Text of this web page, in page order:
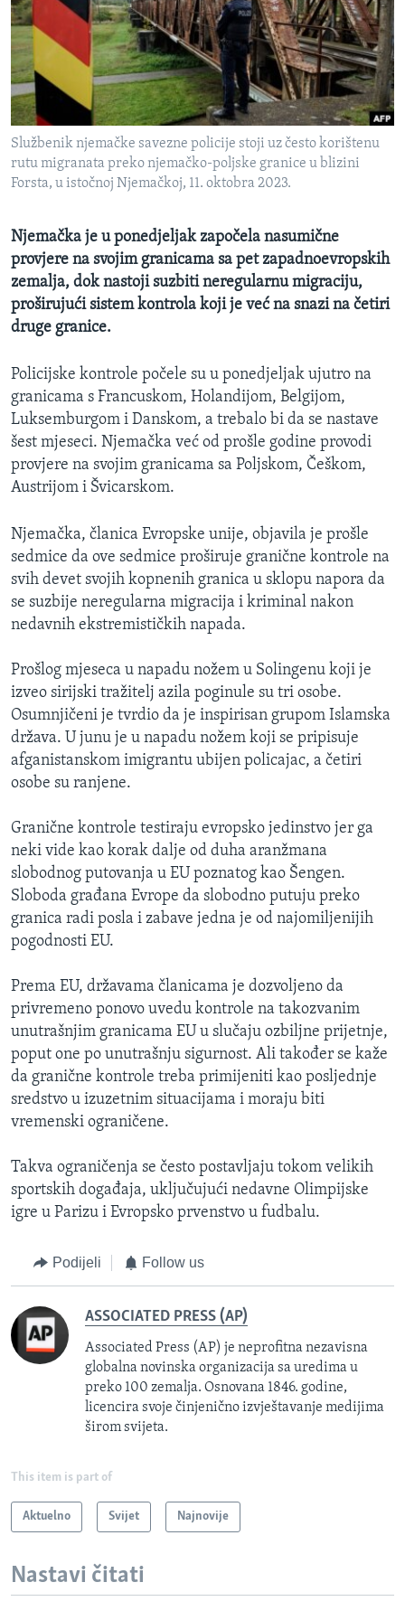
MAGAZIN
O GLASU AMERIKE
Learning English
PRATITE NAS
Jezici
Službenik njemačke savezne policije stoji uz često korištenu
rutu migranata preko njemačko-poljske granice u blizini
Forsta, u istočnoj Njemačkoj, 11. oktobra 2023.
Njemačka je u ponedjeljak započela nasumične
provjere na svojim granicama sa pet zapadnoevropskih
zemalja, dok nastoji suzbiti neregularnu migraciju,
proširujući sistem kontrola koji je već na snazi ​​na četiri
druge granice.
Policijske kontrole počele su u ponedjeljak ujutro na
granicama s Francuskom, Holandijom, Belgijom,
Luksemburgom i Danskom, a trebalo bi da se nastave
šest mjeseci. Njemačka već od prošle godine provodi
provjere na svojim granicama sa Poljskom, Češkom,
Austrijom i Švicarskom.
Njemačka, članica Evropske unije, objavila je prošle
sedmice da ove sedmice proširuje granične kontrole na
svih devet svojih kopnenih granica u sklopu napora da
se suzbije neregularna migracija i kriminal nakon
nedavnih ekstremističkih napada.
Prošlog mjeseca u napadu nožem u Solingenu koji je
izveo sirijski tražitelj azila poginule su tri osobe.
Osumnjičeni je tvrdio da je inspirisan grupom Islamska
država. U junu je u napadu nožem koji se pripisuje
afganistanskom imigrantu ubijen policajac, a četiri
osobe su ranjene.
Granične kontrole testiraju evropsko jedinstvo jer ga
neki vide kao korak dalje od duha aranžmana
slobodnog putovanja u EU poznatog kao Šengen.
Sloboda građana Evrope da slobodno putuju preko
granica radi posla i zabave jedna je od najomiljenijih
pogodnosti EU.
Prema EU, državama članicama je dozvoljeno da
privremeno ponovo uvedu kontrole na takozvanim
unutrašnjim granicama EU u slučaju ozbiljne prijetnje,
poput one po unutrašnju sigurnost. Ali također se kaže
da granične kontrole treba primijeniti kao posljednje
sredstvo u izuzetnim situacijama i moraju biti
vremenski ograničene.
Takva ograničenja se često postavljaju tokom velikih
sportskih događaja, uključujući nedavne Olimpijske
igre u Parizu i Evropsko prvenstvo u fudbalu.
Podijeli Follow us
ASSOCIATED PRESS (AP)
Associated Press (AP) je neprofitna nezavisna
globalna novinska organizacija sa uredima u
preko 100 zemalja. Osnovana 1846. godine,
licencira svoje činjenično izvještavanje medijima
širom svijeta.
This item is part of
Aktuelno Svijet Najnovije
Nastavi čitati